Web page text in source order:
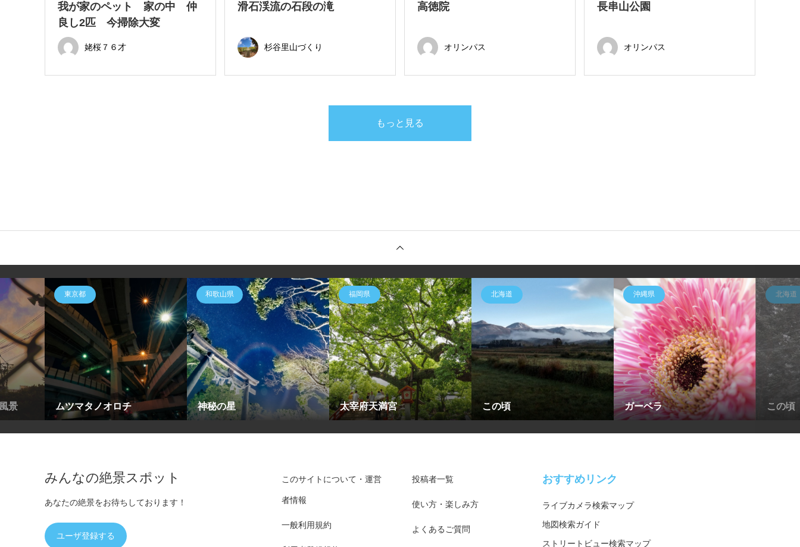
我が家のペット 家の中 仲
良し2匹 今掃除大変
姥桜７６才
滑石渓流の石段の滝
杉谷里山づくり
高徳院
オリンパス
長串山公園
オリンパス
もっと見る
景
東京都
ムツマタノオロチ
和歌山県
神秘の星
福岡県
太宰府天満宮
北海道
この頃
沖縄県
ガーベラ
北海道
この頃
みんなの絶景スポット
あなたの絶景をお待ちしております！
ユーザ登録する
このサイトについて・運営
者情報
一般利用規約
投稿者一覧
使い方・楽しみ方
よくあるご質問
おすすめリンク
ライブカメラ検索マップ
地図検索ガイド
ストリートビュー検索マップ